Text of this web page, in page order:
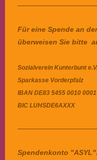
Für eine Spende an
überweisen Sie bitte
Sozialverein Kunterbunt
Sparkasse Vorderpfalz
IBAN DE83 5455 0010
BIC LUHSDE6AXXX
Spendenkonto